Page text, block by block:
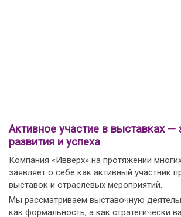
Активное участие в выставках —
развития и успеха
Компания «Ивверх» на протяжении
заявляет о себе как активный участник
выставок и отраслевых мероприятий.
Мы рассматриваем выставочную
как формальность, а как стратегически